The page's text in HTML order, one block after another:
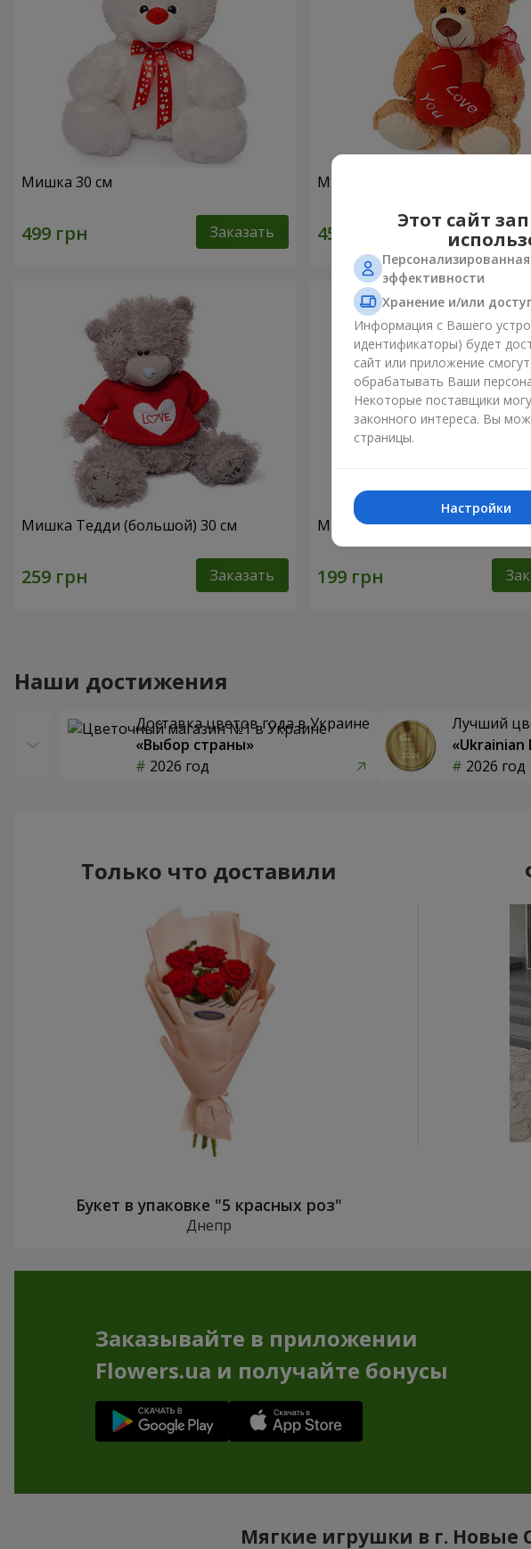
Мишка 30 см
Заказать
Милый мишка (с сердцем) 30 см
Мишка Тедди (большой) 30 см
Заказать
Мишка белый (в латках) 30 см
Наши достижения
Доставка цветов года в Украине
«Выбор страны»
2026 год
Лучший
«Ukrainian
2026 год
Только что доставили
Букет в упаковке "5 красных роз"
Днепр
Заказывайте в приложении
Flowers.ua и получайте бонусы
Мягкие игрушки в г.
Этот сайт
эффективности
Хранение и/или
Информация с Вашего
идентификаторы) будет
сайт или приложение
обрабатывать Ваши
Некоторые поставщики
законного интереса. Вы
страницы.
Настройки